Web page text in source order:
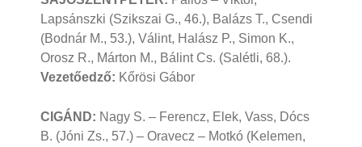
Lapsánszki (Szikszai G., 46.), Balázs T., Csendi
(Bodnár M., 53.), Válint, Halász P., Simon K.,
Orosz R., Márton M., Bálint Cs. (Salétli, 68.).
Vezetőedző: Kőrösi Gábor
CIGÁND: Nagy S. – Ferencz, Elek, Vass, Dócs
B. (Jóni Zs., 57.) – Oravecz – Motkó (Kelemen,